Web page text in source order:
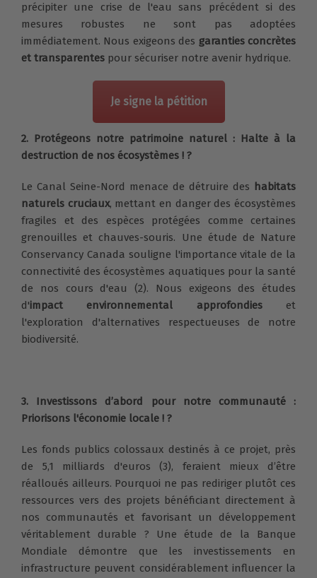
précipiter une crise de l'eau sans précédent si des
mesures robustes ne sont pas adoptées
immédiatement. Nous exigeons des garanties concrètes
et transparentes pour sécuriser notre avenir hydrique.
Je signe la pétition
2. Protégeons notre patrimoine naturel : Halte à la
destruction de nos écosystèmes ! ?
Le Canal Seine-Nord menace de détruire des habitats
naturels cruciaux, mettant en danger des écosystèmes
fragiles et des espèces protégées comme certaines
grenouilles et chauves-souris. Une étude de Nature
Conservancy Canada souligne l'importance vitale de la
connectivité des écosystèmes aquatiques pour la santé
de nos cours d'eau (2). Nous exigeons des études
d'impact environnemental approfondieset
l'exploration d'alternatives respectueuses de notre
biodiversité.
3. Investissons d’abord pour notre communauté :
Priorisons l'économie locale ! ?
Les fonds publics colossaux destinés à ce projet, près
de 5,1 milliards d'euros (3), feraient mieux d’être
réalloués ailleurs. Pourquoi ne pas rediriger plutôt ces
ressources vers des projets bénéficiant directement à
nos communautés et favorisant un développement
véritablement durable ? Une étude de la Banque
Mondiale démontre que les investissements en
infrastructure peuvent considérablement influencer la